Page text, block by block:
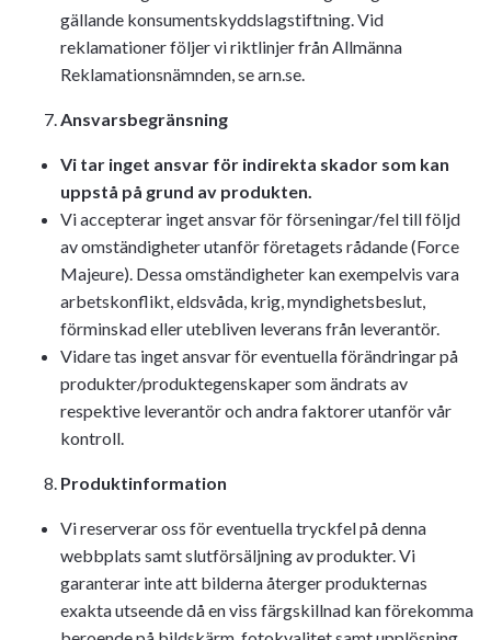
gällande konsumentskyddslagstiftning. Vid
reklamationer följer vi riktlinjer från Allmänna
Reklamationsnämnden, se arn.se.
Ansvarsbegränsning
Vi tar inget ansvar för indirekta skador som kan
uppstå på grund av produkten.
Vi accepterar inget ansvar för förseningar/fel till följd
av omständigheter utanför företagets rådande (Force
Majeure). Dessa omständigheter kan exempelvis vara
arbetskonflikt, eldsvåda, krig, myndighetsbeslut,
förminskad eller utebliven leverans från leverantör.
Vidare tas inget ansvar för eventuella förändringar på
produkter/produktegenskaper som ändrats av
respektive leverantör och andra faktorer utanför vår
kontroll.
Produktinformation
Vi reserverar oss för eventuella tryckfel på denna
webbplats samt slutförsäljning av produkter. Vi
garanterar inte att bilderna återger produkternas
exakta utseende då en viss färgskillnad kan förekomma